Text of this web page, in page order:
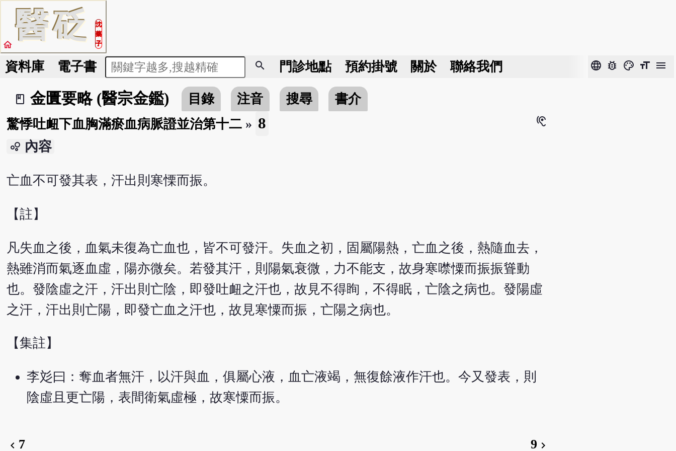
醫砭
沈
藥
子
home
資料庫 電子書 search 門診地點 預約掛號 關於 聯絡我們 language bug_report color_lens format_size menu
book_2
金匱要略 (醫宗金鑑) 目錄 注音 搜尋
書介
驚悸吐衄下血胸滿瘀血病脈證並治第十二» 8 hearing
bubble_chart 內容
亡血不可發其表，汗出則寒慄而振。
【註】
凡失血之後，血氣未復為亡血也，皆不可發汗。失血之初，固屬陽熱，亡血之後，熱隨血去，
熱雖消而氣逐血虛，陽亦微矣。若發其汗，則陽氣衰微，力不能支，故身寒噤憟而振振聳動
也。發陰虛之汗，汗出則亡陰，即發吐衄之汗也，故見不得眴，不得眠，亡陰之病也。發陽虛
之汗，汗出則亡陽，即發亡血之汗也，故見寒憟而振，亡陽之病也。
【集註】
李彣曰：奪血者無汗，以汗與血，俱屬心液，血亡液竭，無復餘液作汗也。今又發表，則
陰虛且更亡陽，表間衛氣虛極，故寒憟而振。
chevron_left 7 9 chevron_right